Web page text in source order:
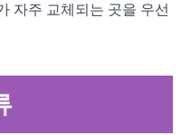
자주 교체되는 곳을 우선